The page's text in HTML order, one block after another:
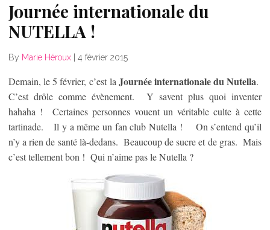
Journée internationale du
NUTELLA !
By Marie Héroux 4 février 2015
Demain, le 5 février, c’est la Journée internationale du Nutella.
C’est drôle comme évènement. Y savent plus quoi inventer
hahaha ! Certaines personnes vouent un véritable culte à cette
tartinade. Il y a même un fan club Nutella ! On s’entend qu’il
n’y a rien de santé là-dedans. Beaucoup de sucre et de gras. Mais
c’est tellement bon ! Qui n’aime pas le Nutella ?